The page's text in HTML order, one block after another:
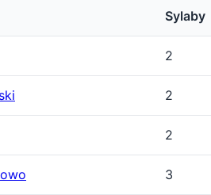
Sylaby
2
2
2
3